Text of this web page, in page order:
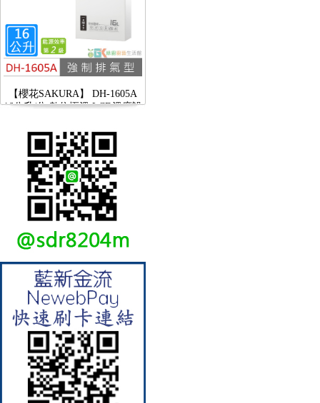
【櫻花SAKURA】 DH-1605A
16公升/分 數位恆溫 LCD溫度設
定 分段火排
【林內Rinnai】 RB-L2600S(A)
彩焱系列 檯面式彩焱不銹鋼雙
口爐